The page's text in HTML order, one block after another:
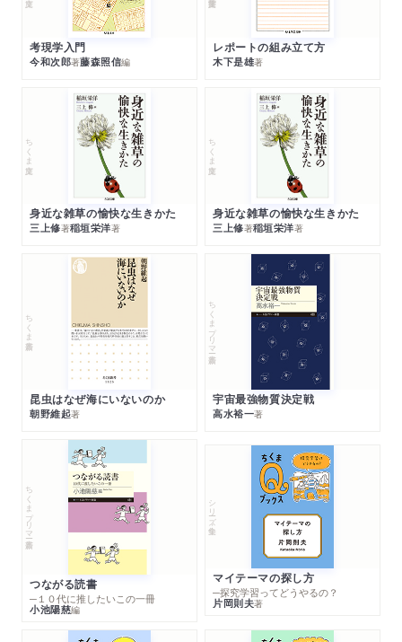
考現学入門
今和次郎著藤森照信編
レポートの組み立て方
木下是雄著
ちくま文庫
身近な雑草の愉快な生きかた
三上修著稲垣栄洋著
ちくま文庫
身近な雑草の愉快な生きかた
三上修著稲垣栄洋著
ちくま新書
昆虫はなぜ海にいないのか
朝野維起著
ちくまプリマー新書
宇宙最強物質決定戦
高水裕一著
ちくまプリマー新書
つながる読書
─１０代に推したいこの一冊
小池陽慈編
シリーズ・全集
マイテーマの探し方
─探究学習ってどうやるの？
片岡則夫著